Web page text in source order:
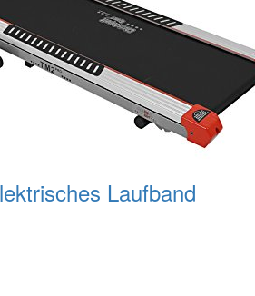
Laufband